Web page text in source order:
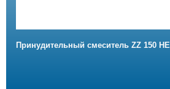
Принудительный смеситель ZZ 150 HE